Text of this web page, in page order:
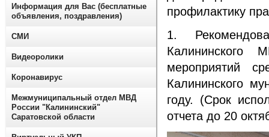
профилактику
1.
Калининского
мероприятий
Калининского
году. (Срок
отчета до 20
Информация для Вас (бесплатные
объявления, поздравления)
СМИ
Видеоролики
Коронавирус
Межмуниципальный отдел МВД
России "Калининский"
Саратовской области